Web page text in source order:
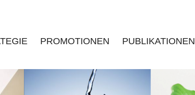
PROMOTIONEN PUBLIKATIONEN